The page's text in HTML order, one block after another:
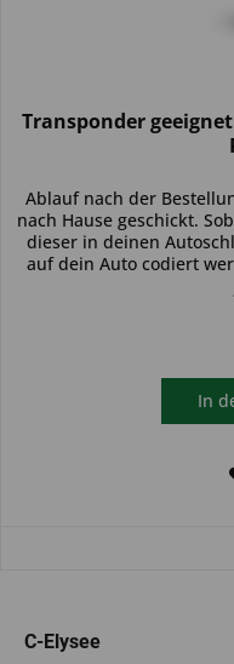
Transponder
Ablauf nach der
nach Hause geschickt.
dieser in deinen
auf dein Auto codiert
In
C-Elysee